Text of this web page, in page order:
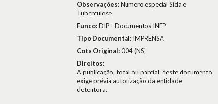
Observações:Número especial Sida e
Tuberculose
Fundo:DIP - Documentos INEP
Tipo Documental: IMPRENSA
Cota Original:004 (NS)
Direitos:
A publicação, total ou parcial, deste documento
exige prévia autorização da entidade
detentora.